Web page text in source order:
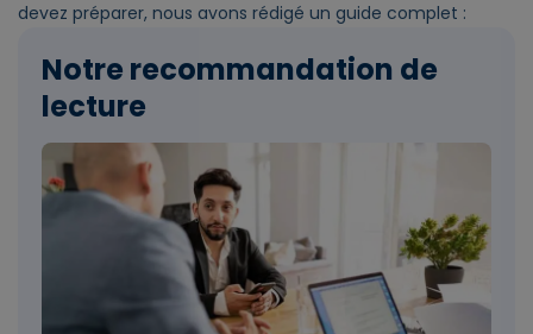
devez préparer, nous avons rédigé un guide complet :
Notre recommandation de
lecture